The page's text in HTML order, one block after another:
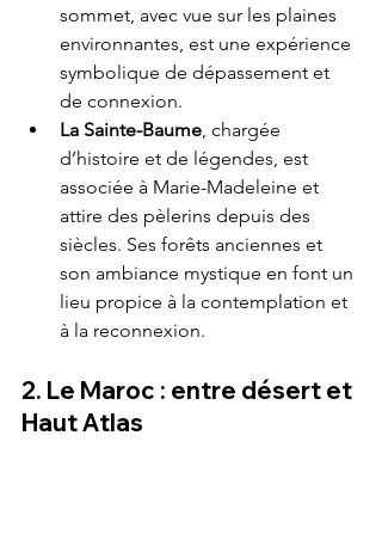
sommet, avec vue sur les plaines
environnantes, est une expérience
symbolique de dépassement et
de connexion.
La Sainte-Baume, chargée
d’histoire et de légendes, est
associée à Marie-Madeleine et
attire des pèlerins depuis des
siècles. Ses forêts anciennes et
son ambiance mystique en font un
lieu propice à la contemplation et
à la reconnexion.
2. Le Maroc : entre désert et
Haut Atlas